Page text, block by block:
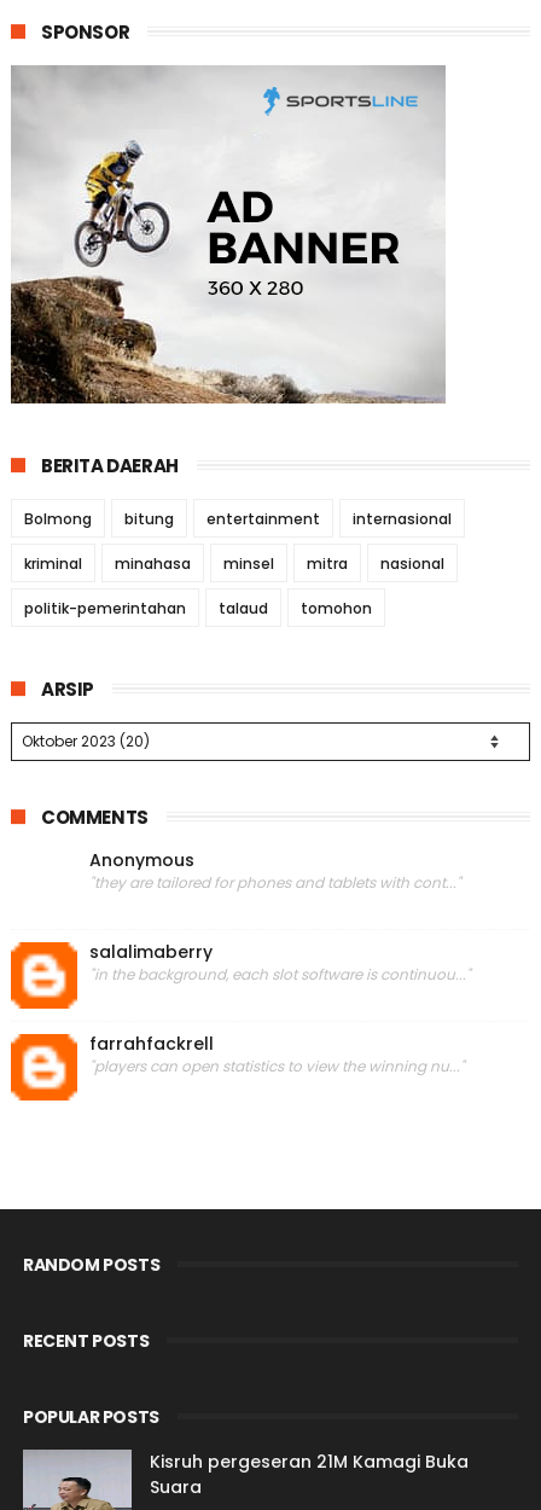
SPONSOR
BERITA DAERAH
Bolmong bitung entertainment internasional
kriminal minahasa minsel mitra nasional
politik-pemerintahan talaud tomohon
ARSIP
COMMENTS
Anonymous
"they are tailored for phones and tablets with cont..."
salalimaberry
"in the background, each slot software is continuou..."
farrahfackrell
"players can open statistics to view the winning nu..."
RANDOM POSTS
RECENT POSTS
POPULAR POSTS
Kisruh pergeseran 21M Kamagi Buka
Suara